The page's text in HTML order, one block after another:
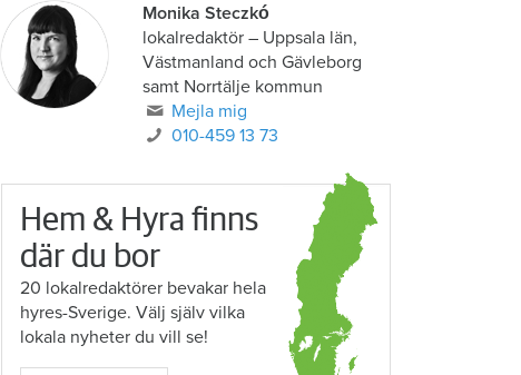
Monika Steczkó
lokalredaktör– Uppsala län,
Västmanland och Gävleborg
samt Norrtälje kommun
Mejla mig
010-459 13 73
Hem & Hyra finns
där du bor
20 lokalredaktörer bevakar hela
hyres-Sverige. Välj själv vilka
lokala nyheter du vill se!